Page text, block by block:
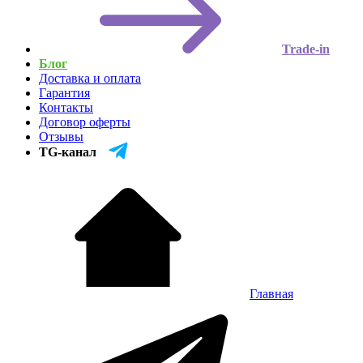
Trade-in
Блог
Доставка и оплата
Гарантия
Контакты
Договор оферты
Отзывы
TG-канал
Главная